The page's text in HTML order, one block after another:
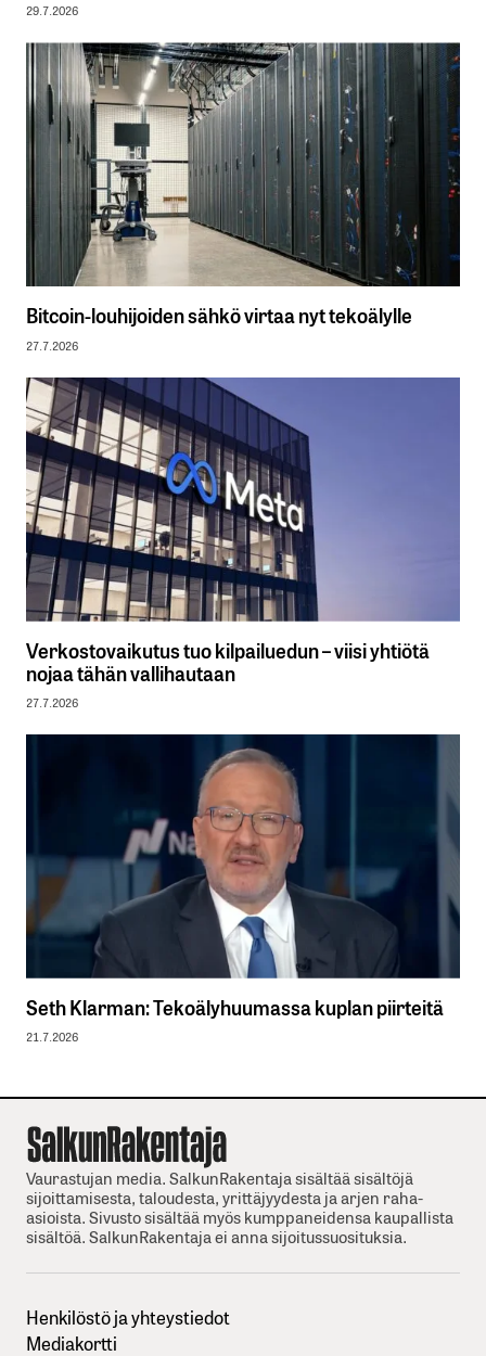
29.7.2026
Bitcoin-louhijoiden sähkö virtaa nyt tekoälylle
27.7.2026
Verkostovaikutus tuo kilpailuedun – viisi yhtiötä
nojaa tähän vallihautaan
27.7.2026
Seth Klarman: Tekoälyhuumassa kuplan piirteitä
21.7.2026
Vaurastujan media. SalkunRakentaja sisältää sisältöjä
sijoittamisesta, taloudesta, yrittäjyydesta ja arjen raha-
asioista. Sivusto sisältää myös kumppaneidensa kaupallista
sisältöä. SalkunRakentaja ei anna sijoitussuosituksia.
Henkilöstö ja yhteystiedot
Mediakortti